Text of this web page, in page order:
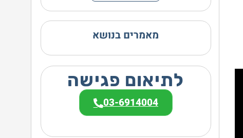
מאמרים בנושא
לתיאום פגישה
03-6914004